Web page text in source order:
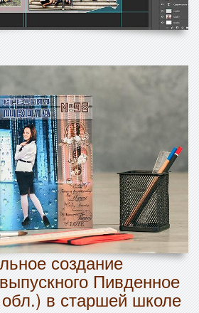
создание
Пивденное
в старшей школе